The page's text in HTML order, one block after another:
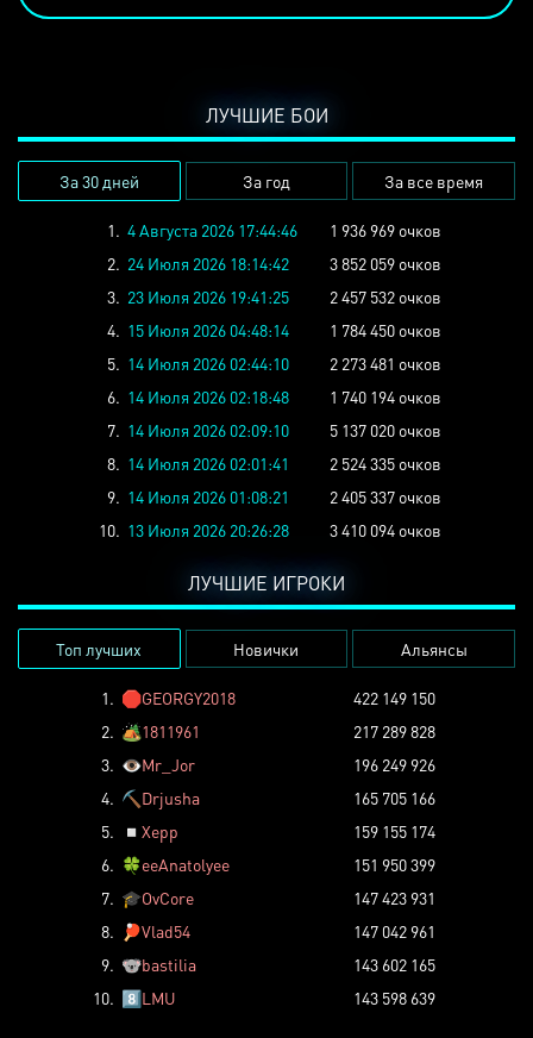
ЛУЧШИЕ БОИ
За 30 дней За год За все время
1. 4 Августа 2026 17:44:46
1 936 969 очков
2. 24 Июля 2026 18:14:42
3 852 059 очков
3. 23 Июля 2026 19:41:25
2 457 532 очков
4. 15 Июля 2026 04:48:14
1 784 450 очков
5. 14 Июля 2026 02:44:10
2 273 481 очков
6. 14 Июля 2026 02:18:48
1 740 194 очков
7. 14 Июля 2026 02:09:10
5 137 020 очков
8. 14 Июля 2026 02:01:41
2 524 335 очков
9. 14 Июля 2026 01:08:21
2 405 337 очков
10. 13 Июля 2026 20:26:28 3 410 094 очков
ЛУЧШИЕ ИГРОКИ
Топ лучших Новички Альянсы
1. 🛑GEORGY2018
422 149 150
2. 🏕️1811961
217 289 828
3. 👁️Mr_Jor
196 249 926
4. ⛏️ Drjusha
165 705 166
5.
◽ Xepp
159 155 174
6. 🍀eeAnatolyee
151 950 399
7. 🎓OvCore
147 423 931
8.
🏓Vlad54
147 042 961
9. 🐨bastilia
143 602 165
10. 8️⃣LMU 143 598 639